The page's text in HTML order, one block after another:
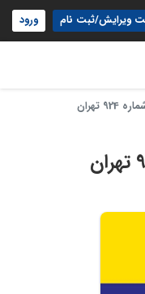
ویرایش/ثبت نام ورود
تهران